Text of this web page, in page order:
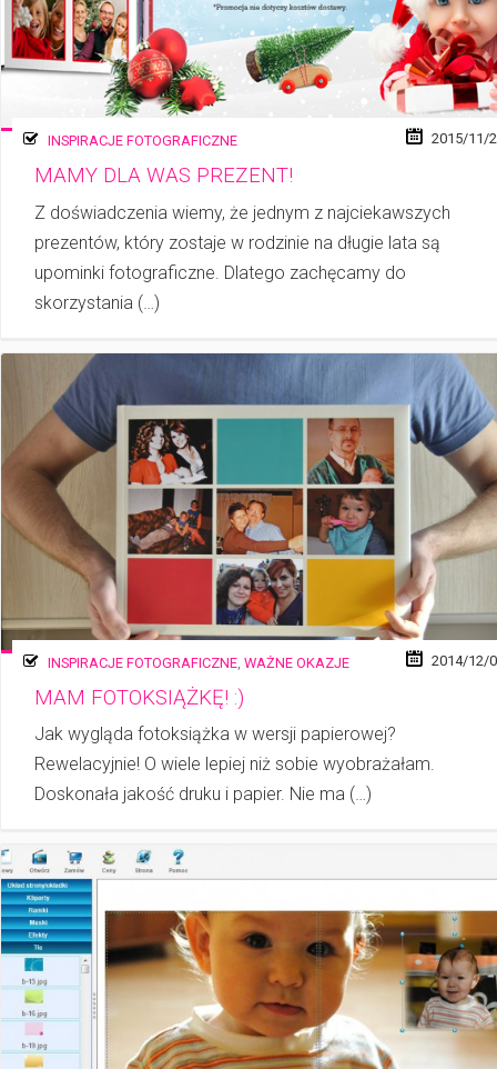
INSPIRACJE FOTOGRAFICZNE 2015/11/
MAMY DLA WAS PREZENT!
Z doświadczenia wiemy, że jednym z najciekawszych
prezentów, który zostaje w ro­dzi­nie na długie lata są
upominki fotograficzne. Dlatego zachęcamy do
skorzystania (…)
INSPIRACJE FOTOGRAFICZNE WAŻNE OKAZJE 2014/12/
MAM FOTOKSIĄŻKĘ! :)
Jak wygląda fotoksiążka w wersji papierowej?
Rewelacyjnie! O wiele lepiej niż sobie wyobrażałam.
Doskonała jakość druku i papier. Nie ma (…)